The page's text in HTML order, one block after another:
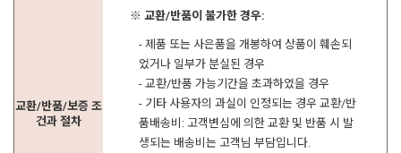
교환/반품/보증 조
건과 절차
※ 교환/반품이 불가한 경우:
- 제품 또는 사은품을 개봉하여 상품이 훼손되
었거나 일부가 분실된 경우
- 교환/반품 가능기간을 초과하였을 경우
- 기타 사용자의 과실이 인정되는 경우 교환/반
품배송비: 고객변심에 의한 교환 및 반품 시 발
생되는 배송비는 고객님 부담입니다.